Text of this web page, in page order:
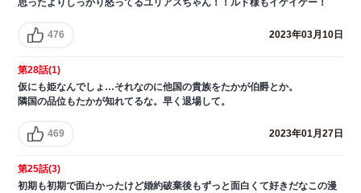
思ったよりしっかり怒ってるユリアスちゃん！！ルド様もイケイケー！
476 2023年03月10日
第28話(1)
仮にも姫なんでしょ…それなのに他国の貴族をたかが伯爵とか。
隣国の品位もたかが知れてるな。早く退場して。
469 2023年01月27日
第25話(3)
初期も初期で面白かったけど婚約破棄後もずっと面白くて好きだなこの漫